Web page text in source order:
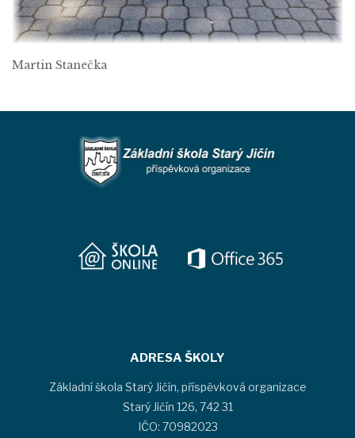
Martin Stanečka
ADRESA ŠKOLY
Základní škola Starý Jičín, příspěvková organizace
Starý Jičín 126, 742 31
IČO: 70982023